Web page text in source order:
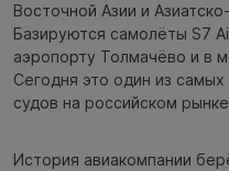
Восточной Азии и
Базируются самолёты S7
аэропорту Толмачёво и в
Сегодня это один из
судов на российском
История авиакомпании